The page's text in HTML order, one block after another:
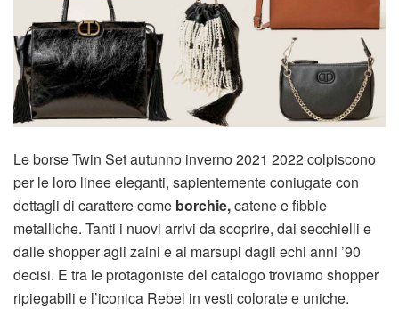
Le borse Twin Set autunno inverno 2021 2022 colpiscono
per le loro linee eleganti, sapientemente coniugate con
dettagli di carattere come borchie,catene e fibbie
metalliche. Tanti i nuovi arrivi da scoprire, dai secchielli e
dalle shopper agli zaini e ai marsupi dagli echi anni ’90
decisi. E tra le protagoniste del catalogo troviamo shopper
ripiegabili e l’iconica Rebel in vesti colorate e uniche.